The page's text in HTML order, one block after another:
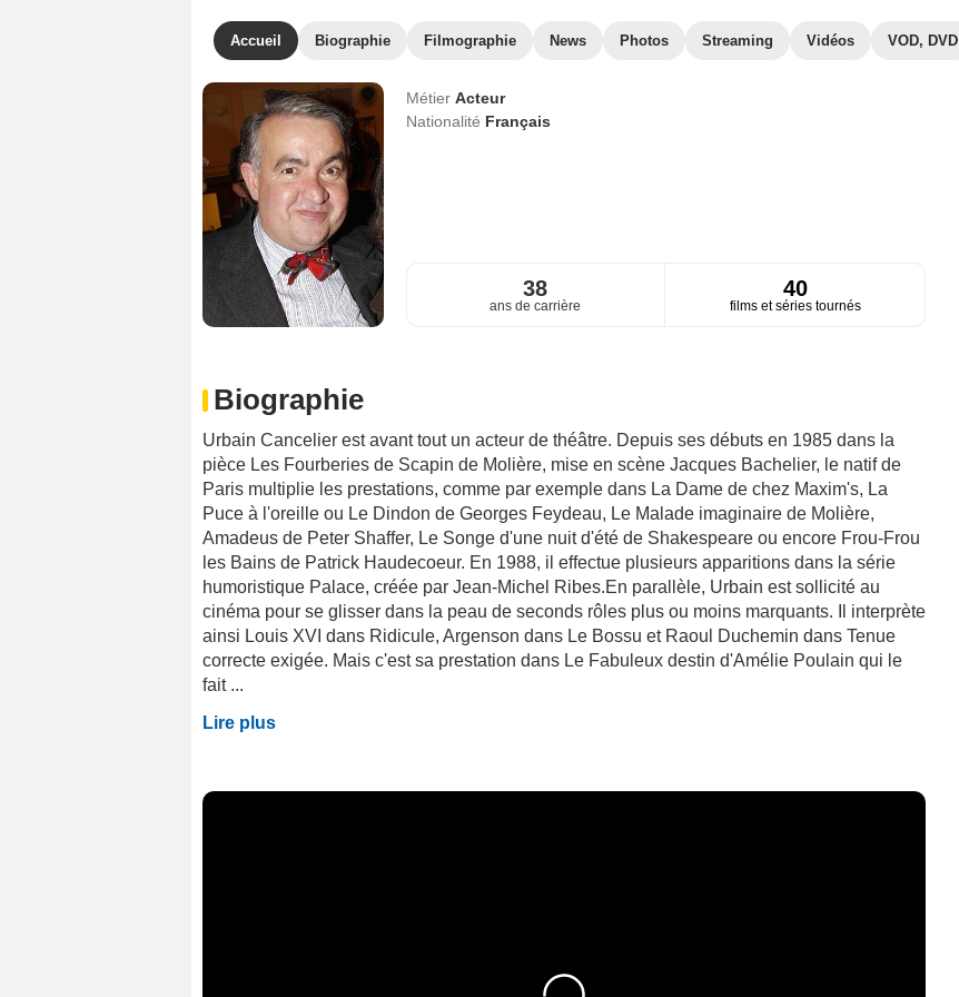
Accueil Biographie Filmographie News Photos Streaming Vidéos VOD, DVD
Métier Acteur
Nationalité Français
38
ans de carrière
40
films et séries tournés
Biographie
Urbain Cancelier est avant tout un acteur de théâtre. Depuis ses débuts en 1985 dans la
pièce Les Fourberies de Scapin de Molière, mise en scène Jacques Bachelier, le natif de
Paris multiplie les prestations, comme par exemple dans La Dame de chez Maxim's, La
Puce à l'oreille ou Le Dindon de Georges Feydeau, Le Malade imaginaire de Molière,
Amadeus de Peter Shaffer, Le Songe d'une nuit d'été de Shakespeare ou encore Frou-Frou
les Bains de Patrick Haudecoeur. En 1988, il effectue plusieurs apparitions dans la série
humoristique Palace, créée par Jean-Michel Ribes.En parallèle, Urbain est sollicité au
cinéma pour se glisser dans la peau de seconds rôles plus ou moins marquants. Il interprète
ainsi Louis XVI dans Ridicule, Argenson dans Le Bossu et Raoul Duchemin dans Tenue
correcte exigée. Mais c'est sa prestation dans Le Fabuleux destin d'Amélie Poulain qui le
fait ...
Lire plus